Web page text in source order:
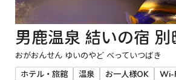
男鹿温泉 結いの宿 別
おがおんせん ゆいのやど べっていつばき
ホテル・旅館
温泉 お一人様OK Wi-